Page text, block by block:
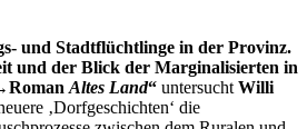
und Stadtflüchtlinge in der Provinz.
und der Blick der Marginalisierten in
Roman Altes Land“ untersucht Willi
‚Dorfgeschichten‘ die